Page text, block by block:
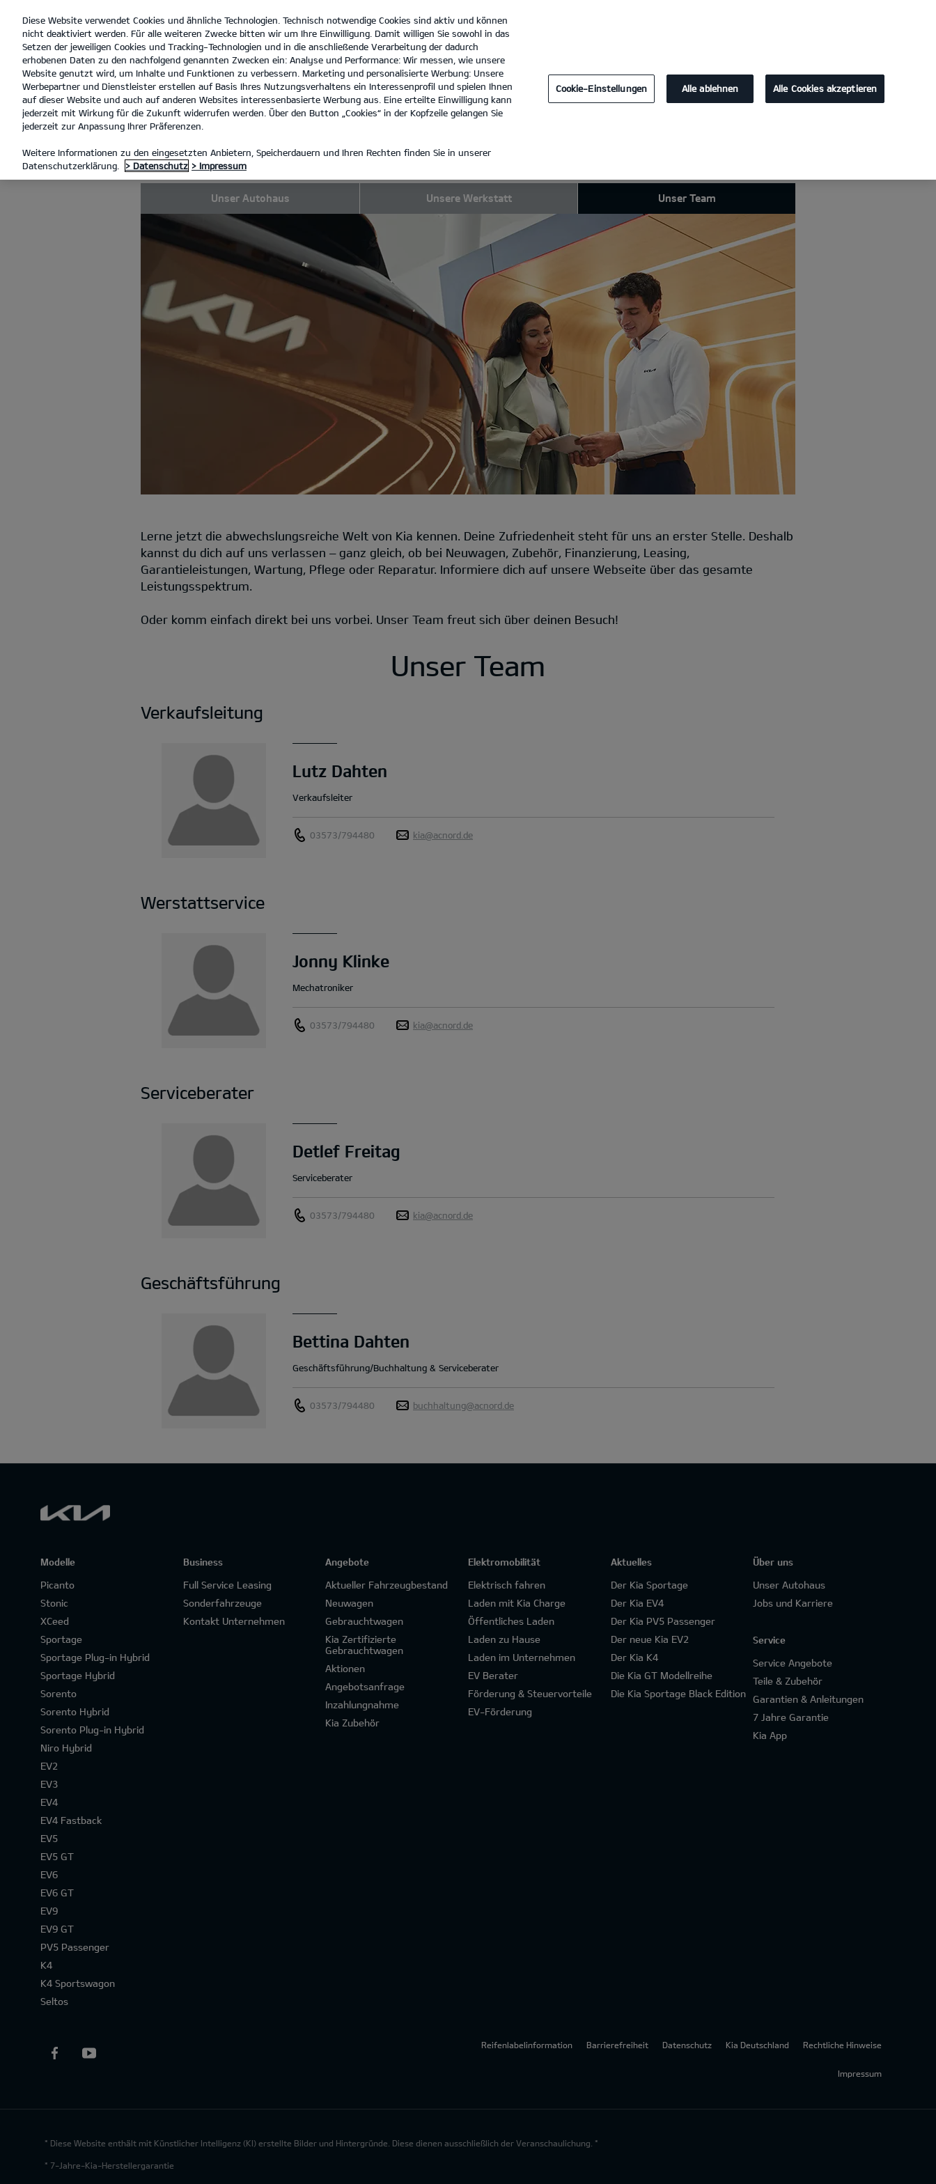
open
menu
Auto-Center-Nord GmbH Tel. :
UNSER AUTOHAUS UNSER TEAM
UNSER TEAM
Unser Autohaus Unsere Werkstatt Unser Team
Lerne jetzt die abwechslungsreiche Welt von Kia kennen. Deine Zufriedenheit steht für uns an erster Stelle. Deshalb
kannst du dich auf uns verlassen – ganz gleich, ob bei Neuwagen, Zubehör, Finanzierung, Leasing,
Garantieleistungen, Wartung, Pflege oder Reparatur. Informiere dich auf unsere Webseite über das gesamte
Leistungsspektrum.
Oder komm einfach direkt bei uns vorbei. Unser Team freut sich über deinen Besuch!
Unser Team
Verkaufsleitung
Lutz Dahten
Verkaufsleiter
03573/794480 kia@acnord.de
Werstattservice
Jonny Klinke
Mechatroniker
03573/794480 kia@acnord.de
Serviceberater
Detlef Freitag
Serviceberater
03573/794480 kia@acnord.de
Geschäftsführung
Bettina Dahten
Geschäftsführung/Buchhaltung & Serviceberater
03573/794480 buchhaltung@acnord.de
Modelle
Picanto
Stonic
XCeed
Sportage
Sportage Plug-in Hybrid
Sportage Hybrid
Sorento
Sorento Hybrid
Sorento Plug-in Hybrid
Niro Hybrid
EV2
EV3
EV4
EV4 Fastback
EV5
EV5 GT
EV6
EV6 GT
EV9
EV9 GT
PV5 Passenger
K4
K4 Sportswagon
Seltos
Business
Full Service Leasing
Sonderfahrzeuge
Kontakt Unternehmen
Angebote
Aktueller Fahrzeugbestand
Neuwagen
Gebrauchtwagen
Kia Zertifizierte
Gebrauchtwagen
Aktionen
Angebotsanfrage
Inzahlungnahme
Kia Zubehör
Elektromobilität
Elektrisch fahren
Laden mit Kia Charge
Öffentliches Laden
Laden zu Hause
Laden im Unternehmen
EV Berater
Förderung & Steuervorteile
EV-Förderung
Aktuelles
Der Kia Sportage
Der Kia EV4
Der Kia PV5 Passenger
Der neue Kia EV2
Der Kia K4
Die Kia GT Modellreihe
Die Kia Sportage Black Edition
Über uns
Unser Autohaus
Jobs und Karriere
Service
Service Angebote
Teile & Zubehör
Garantien & Anleitungen
7 Jahre Garantie
Kia App
Reifenlabelinformation Barrierefreiheit Datenschutz Kia Deutschland Rechtliche Hinweise
Impressum
* Diese Website enthält mit Künstlicher Intelligenz (KI) erstellte Bilder und Hintergründe. Diese dienen ausschließlich der Veranschaulichung. *
* 7-Jahre-Kia-Herstellergarantie
Diese Website verwendet Cookies und ähnliche Technologien. Technisch notwendige Cookies sind aktiv und können
nicht deaktiviert werden. Für alle weiteren Zwecke bitten wir um Ihre Einwilligung. Damit willigen Sie sowohl in das
Setzen der jeweiligen Cookies und Tracking-Technologien und in die anschließende Verarbeitung der dadurch
erhobenen Daten zu den nachfolgend genannten Zwecken ein: Analyse und Performance: Wir messen, wie unsere
Website genutzt wird, um Inhalte und Funktionen zu verbessern. Marketing und personalisierte Werbung: Unsere
Werbepartner und Dienstleister erstellen auf Basis Ihres Nutzungsverhaltens ein Interessenprofil und spielen Ihnen
auf dieser Website und auch auf anderen Websites interessenbasierte Werbung aus. Eine erteilte Einwilligung kann
jederzeit mit Wirkung für die Zukunft widerrufen werden. Über den Button „Cookies“ in der Kopfzeile gelangen Sie
jederzeit zur Anpassung Ihrer Präferenzen.
Weitere Informationen zu den eingesetzten Anbietern, Speicherdauern und Ihren Rechten finden Sie in unserer
Datenschutzerklärung.
> Datenschutz > Impressum
Cookie-Einstellungen Alle ablehnen Alle Cookies akzeptieren